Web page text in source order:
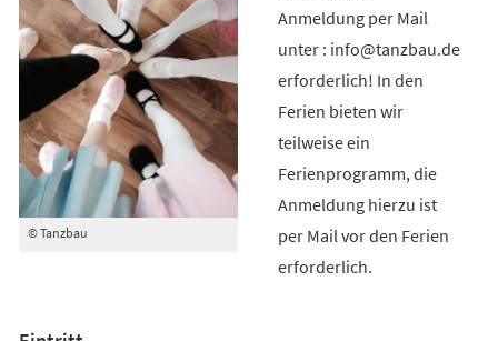
© Tanzbau
Anmeldung per Mail
unter : info@tanzbau.de
erforderlich! In den
Ferien bieten wir
teilweise ein
Ferienprogramm, die
Anmeldung hierzu ist
per Mail vor den Ferien
erforderlich.